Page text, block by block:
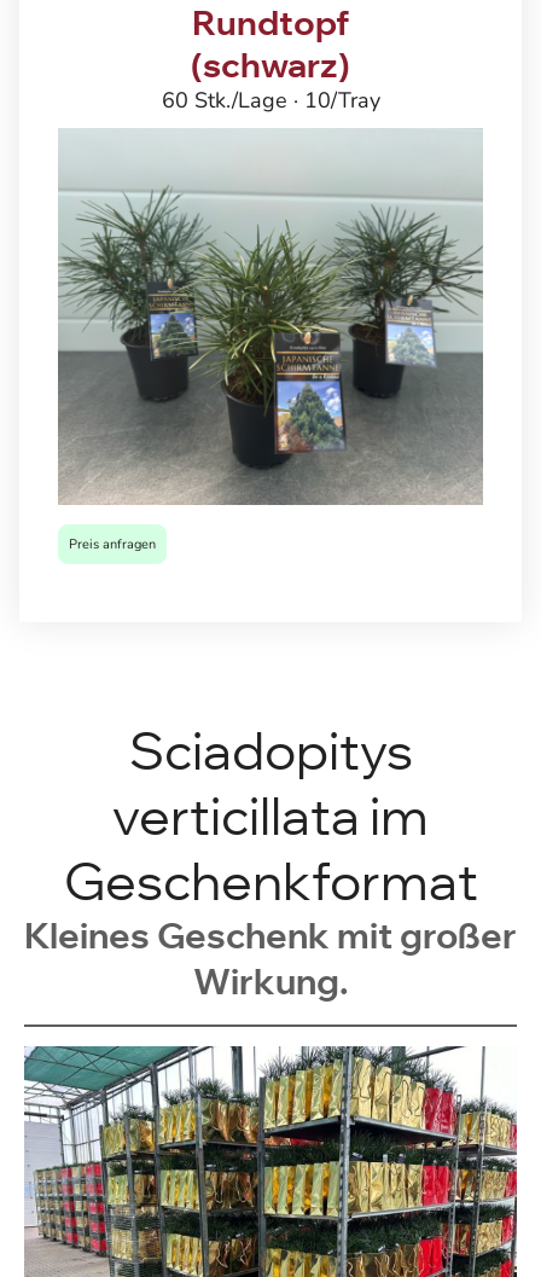
Rundtopf
(schwarz)
60 Stk./Lage · 10/Tray
Preis anfragen
Sciadopitys
verticillata im
Geschenkformat
Kleines Geschenk mit großer
Wirkung.